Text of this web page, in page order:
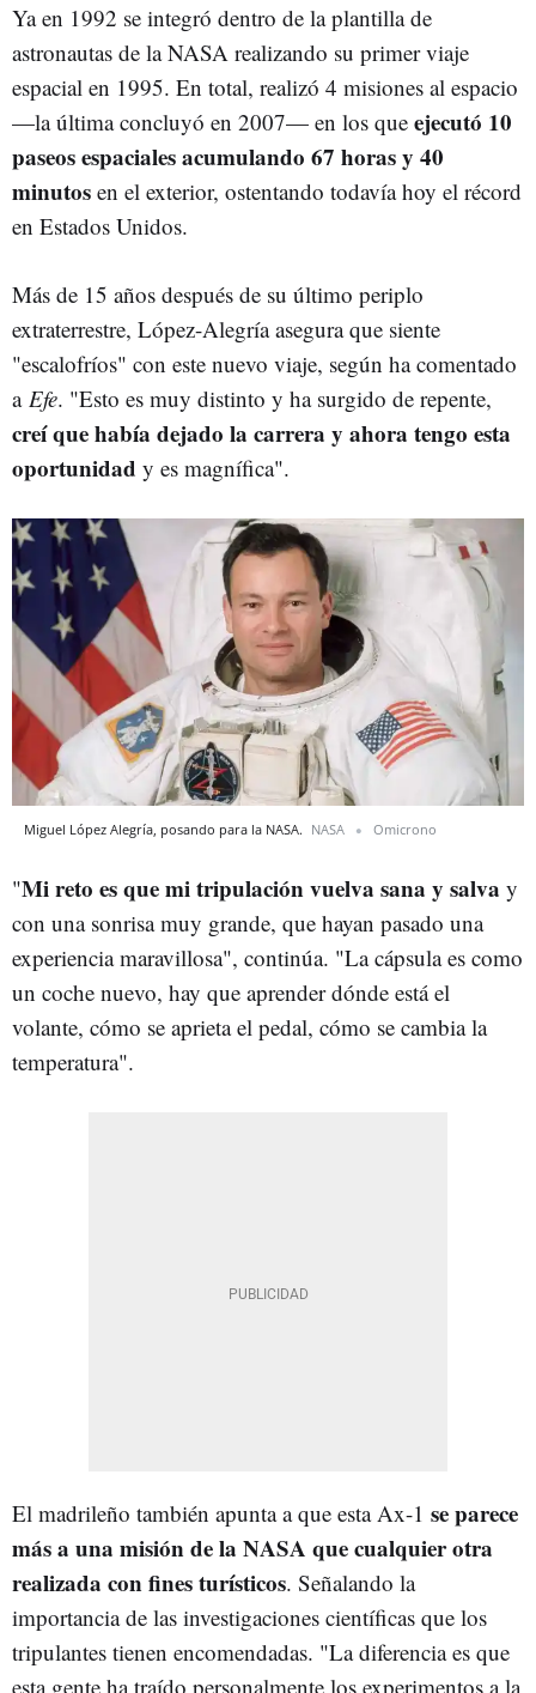
Ya en 1992 se integró dentro de la plantilla de
astronautas de la NASA realizando su primer viaje
espacial en 1995. En total, realizó 4 misiones al espacio
—la última concluyó en 2007— en los que ejecutó 10
paseos espaciales acumulando 67 horas y 40
minutos en el exterior, ostentando todavía hoy el récord
en Estados Unidos.
Más de 15 años después de su último periplo
extraterrestre, López-Alegría asegura que siente
"escalofríos" con este nuevo viaje, según ha comentado
a Efe. "Esto es muy distinto y ha surgido de repente,
creí que había dejado la carrera y ahora tengo esta
oportunidad y es magnífica".
Miguel López Alegría, posando para la NASA. NASA Omicrono
"Mi reto es que mi tripulación vuelva sana y salva y
con una sonrisa muy grande, que hayan pasado una
experiencia maravillosa", continúa. "La cápsula es como
un coche nuevo, hay que aprender dónde está el
volante, cómo se aprieta el pedal, cómo se cambia la
temperatura".
El madrileño también apunta a que esta Ax-1 se parece
más a una misión de la NASA que cualquier otra
realizada con fines turísticos. Señalando la
importancia de las investigaciones científicas que los
tripulantes tienen encomendadas. "La diferencia es que
esta gente ha traído personalmente los experimentos a la